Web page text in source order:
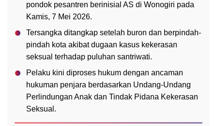
pondok pesantren berinisial AS di Wonogiri pada
Kamis, 7 Mei 2026.
Tersangka ditangkap setelah buron dan berpindah-
pindah kota akibat dugaan kasus kekerasan
seksual terhadap puluhan santriwati.
Pelaku kini diproses hukum dengan ancaman
hukuman penjara berdasarkan Undang-Undang
Perlindungan Anak dan Tindak Pidana Kekerasan
Seksual.